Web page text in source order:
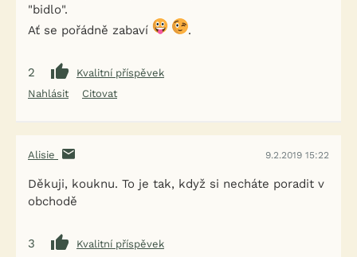
"bidlo".
Ať se pořádně zabaví
.
2
Kvalitní příspěvek
Nahlásit
Citovat
Alisie 9.2.2019 15:22
Děkuji, kouknu. To je tak, když si necháte poradit v
obchodě
3
Kvalitní příspěvek